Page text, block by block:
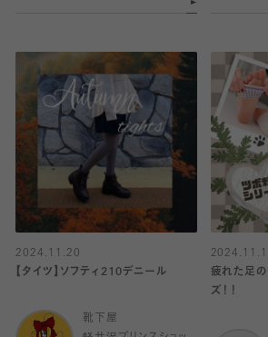
2024.11.20
【タイツ】ソフティ210デニール
靴下屋
疲れた足の
ズ！！